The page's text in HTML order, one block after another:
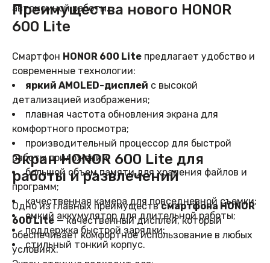
автономной работы.
Преимущества нового HONOR
600 Lite
Смартфон HONOR 600 Lite предлагает удобство и
современные технологии:
яркий AMOLED-дисплей с высокой
детализацией изображения;
плавная частота обновления экрана для
комфортного просмотра;
производительный процессор для быстрой
работы приложений;
большой объем памяти для хранения файлов и
программ;
качественная камера для повседневной съемки;
емкий аккумулятор для длительной работы;
поддержка быстрой зарядки;
стильный тонкий корпус.
Экран HONOR 600 Lite для
работы и развлечений
Одно из главных преимуществсмартфона HONOR
600 Lite — качественный дисплей, который
обеспечивает комфортное использование в любых
условиях.